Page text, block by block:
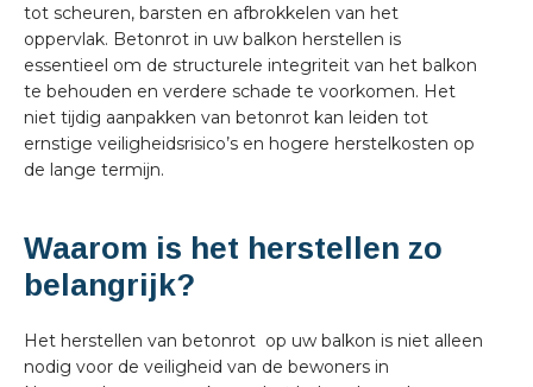
tot scheuren, barsten en afbrokkelen van het
oppervlak. Betonrot in uw balkon herstellen is
essentieel om de structurele integriteit van het balkon
te behouden en verdere schade te voorkomen. Het
niet tijdig aanpakken van betonrot kan leiden tot
ernstige veiligheidsrisico’s en hogere herstelkosten op
de lange termijn.
Waarom is het herstellen zo
belangrijk?
Het herstellen van betonrot op uw balkon is niet alleen
nodig voor de veiligheid van de bewoners in